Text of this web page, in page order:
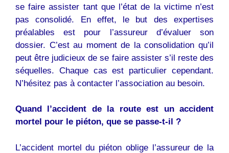
se faire assister tant que l’état de la victime n’est
pas consolidé. En effet, le but des expertises
préalables est pour l’assureur d’évaluer son
dossier. C’est au moment de la consolidation qu’il
peut être judicieux de se faire assister s’il reste des
séquelles. Chaque cas est particulier cependant.
N’hésitez pas à contacter l’association au besoin.
Quand l’accident de la route est un accident
mortel pour le piéton, que se passe-t-il ?
L’accident mortel du piéton oblige l’assureur de la